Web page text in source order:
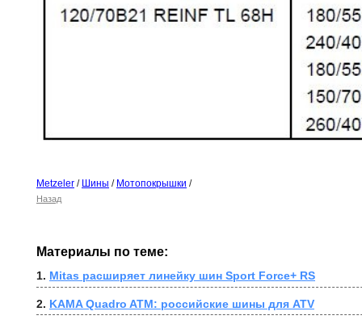
Metzeler / Шины / Мотопокрышки /
Назад
Материалы по теме:
1. Mitas расширяет линейку шин Sport Force+ RS
2. KAMA Quadro ATM: российские шины для ATV